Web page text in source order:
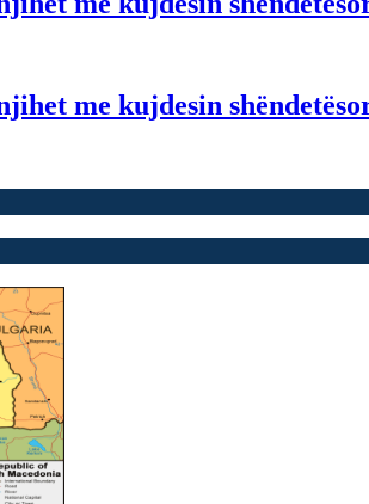
me kujdesin